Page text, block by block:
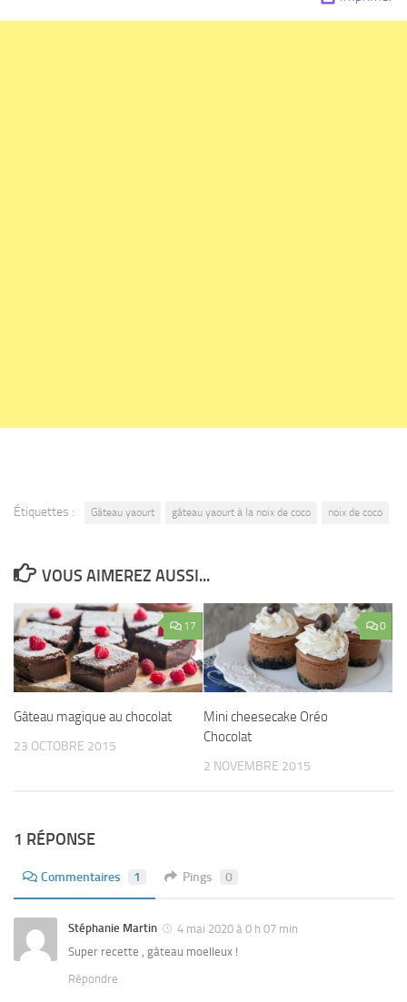
Étiquettes : Gâteau yaourt gâteau yaourt à la noix de coco noix de coco
VOUS AIMEREZ AUSSI...
17
Gâteau magique au chocolat
23 OCTOBRE 2015
0
Mini cheesecake Oréo
Chocolat
2 NOVEMBRE 2015
1 RÉPONSE
Commentaires 1 Pings 0
Stéphanie Martin
4 mai 2020 à 0 h 07 min
Super recette , gâteau moelleux !
Répondre